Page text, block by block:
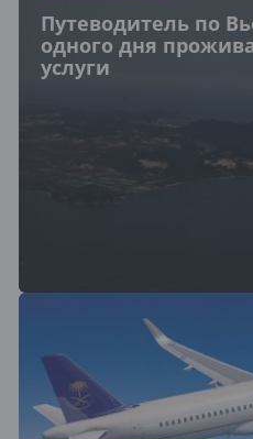
Путеводитель по
одного дня
услуги